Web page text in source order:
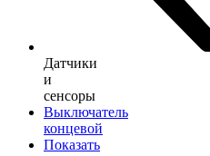
Датчики
и
сенсоры
Выключатель
концевой
Показать